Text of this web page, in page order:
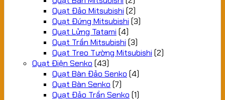
Quạt Đảo Mitsubishi (2)
Quạt Đứng Mitsubishi (3)
Quạt Lửng Tatami (4)
Quạt Trần Mitsubishi (3)
Quạt Treo Tường Mitsubishi (2)
Quạt Điện Senko (43)
Quạt Bàn Đảo Senko (4)
Quạt Bàn Senko (7)
Quạt Đảo Trần Senko (1)